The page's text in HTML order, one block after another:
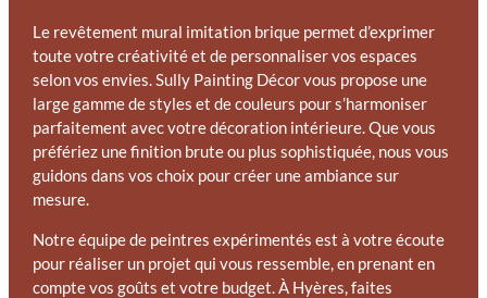
Le revêtement mural imitation brique permet d’exprimer
toute votre créativité et de personnaliser vos espaces
selon vos envies. Sully Painting Décor vous propose une
large gamme de styles et de couleurs pour s’harmoniser
parfaitement avec votre décoration intérieure. Que vous
préfériez une finition brute ou plus sophistiquée, nous vous
guidons dans vos choix pour créer une ambiance sur
mesure.
Notre équipe de peintres expérimentés est à votre écoute
pour réaliser un projet qui vous ressemble, en prenant en
compte vos goûts et votre budget. À Hyères, faites